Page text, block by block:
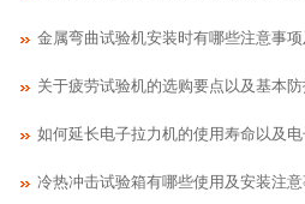
金属弯曲试验机安装​时有哪些注意事
关于疲劳试验机的选购要点以及基本
如何延长电子拉力机的使用寿命以及
冷热冲击试验箱有哪些使用及安装注意